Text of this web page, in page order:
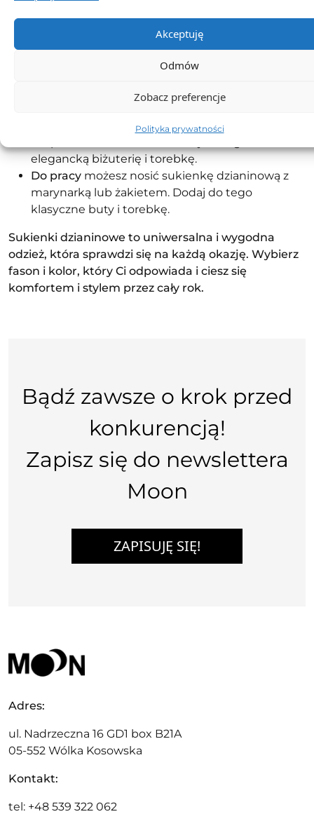
Akceptuję
Odmów
Zobacz preferencje
Polityka prywatności
Sukienki dzianinowe można stylizować na wiele
różnych sposobów. Oto kilka pomysłów:
trampkami lub mokasynami. Dodaj do tego
ciepły płaszcz lub kurtkę i czapkę.
możesz założyć sukienkę dzianinową
elegancką biżuterię i torebkę.
Do pracy możesz nosić sukienkę dzianinową z
marynarką lub żakietem. Dodaj do tego
klasyczne buty i torebkę.
Sukienki dzianinowe to uniwersalna i wygodna
odzież, która sprawdzi się na każdą okazję. Wybierz
fason i kolor, który Ci odpowiada i ciesz się
komfortem i stylem przez cały rok.
Bądź zawsze o krok przed
konkurencją!
Zapisz się do newslettera
Moon
ZAPISUJĘ SIĘ!
Adres:
ul. Nadrzeczna 16 GD1 box B21A
05-552 Wólka Kosowska
Kontakt:
tel: +48 539 322 062